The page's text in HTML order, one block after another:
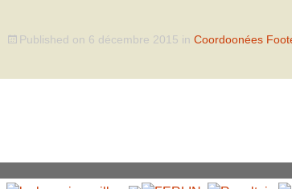
Published on 6 décembre 2015 in Coordoonées